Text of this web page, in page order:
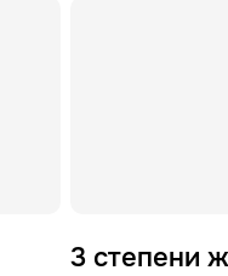
3 степени